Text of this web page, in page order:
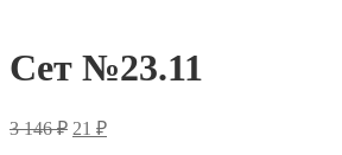
Сет №23.11
3 146₽ Первоначальная
21 ₽Текущая